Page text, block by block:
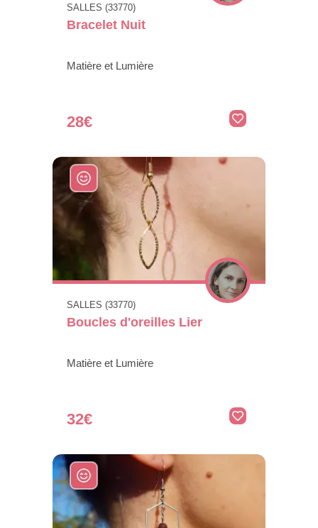
SALLES (33770)
Bracelet Nuit
Matière et Lumière
28€
SALLES (33770)
Boucles d'oreilles Lier
Matière et Lumière
32€